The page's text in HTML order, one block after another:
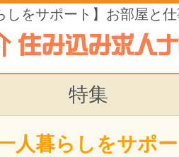
しをサポート】お部屋と
特集
人暮らしをサポ